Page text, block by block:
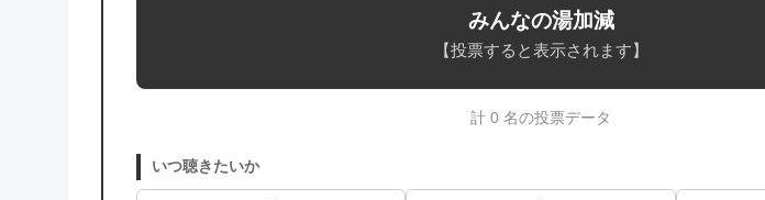
みんなの湯加減
【投票すると表示されます】
計 0 名の投票データ
いつ聴きたいか